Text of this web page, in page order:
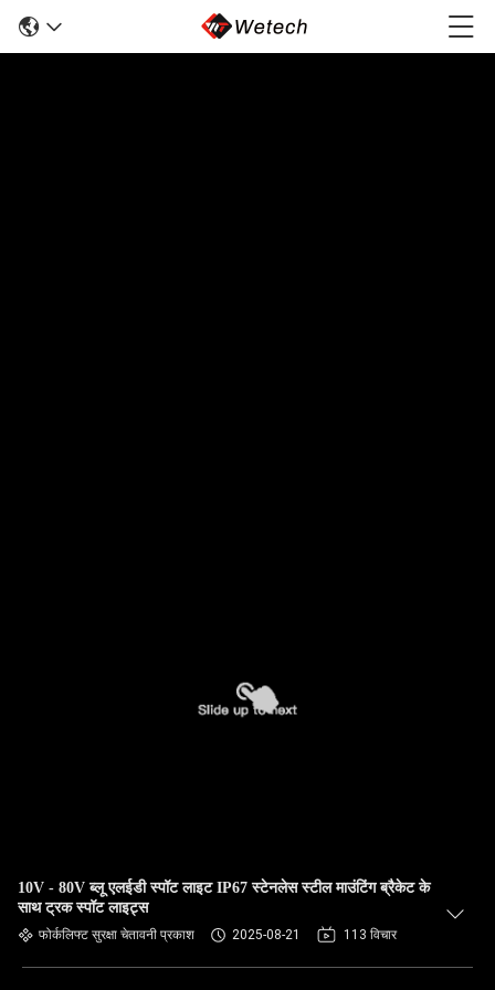
10V - 80V ब्लू एलईडी स्पॉट लाइट IP67 स्टेनलेस स्टील माउंटिंग ब्रैकेट के
साथ ट्रक स्पॉट लाइट्स
फोर्कलिफ्ट सुरक्षा चेतावनी प्रकाश 2025-08-21 113 विचार